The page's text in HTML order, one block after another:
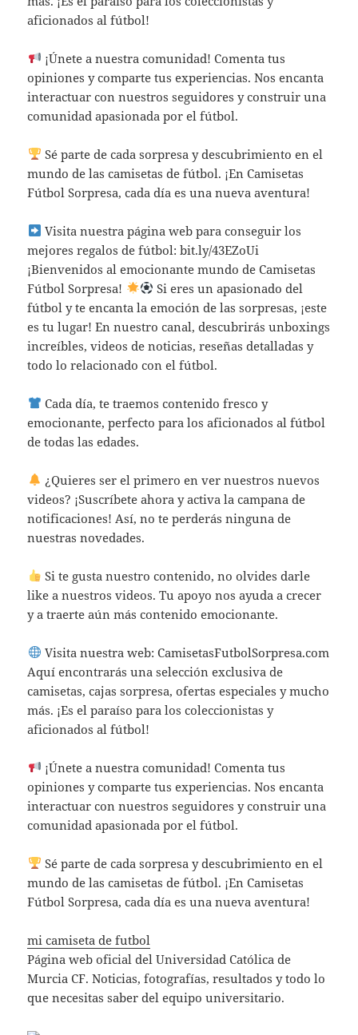
aficionados al fútbol!
¡Únete a nuestra comunidad! Comenta tus
opiniones y comparte tus experiencias. Nos encanta
interactuar con nuestros seguidores y construir una
comunidad apasionada por el fútbol.
Sé parte de cada sorpresa y descubrimiento en el
mundo de las camisetas de fútbol. ¡En Camisetas
Fútbol Sorpresa, cada día es una nueva aventura!
Visita nuestra página web para conseguir los
mejores regalos de fútbol: bit.ly/43EZoUi
¡Bienvenidos al emocionante mundo de Camisetas
Fútbol Sorpresa!
Si eres un apasionado del
fútbol y te encanta la emoción de las sorpresas, ¡este
es tu lugar! En nuestro canal, descubrirás unboxings
increíbles, videos de noticias, reseñas detalladas y
todo lo relacionado con el fútbol.
Cada día, te traemos contenido fresco y
emocionante, perfecto para los aficionados al fútbol
de todas las edades.
¿Quieres ser el primero en ver nuestros nuevos
videos? ¡Suscríbete ahora y activa la campana de
notificaciones! Así, no te perderás ninguna de
nuestras novedades.
Si te gusta nuestro contenido, no olvides darle
like a nuestros videos. Tu apoyo nos ayuda a crecer
y a traerte aún más contenido emocionante.
Visita nuestra web: CamisetasFutbolSorpresa.com
Aquí encontrarás una selección exclusiva de
camisetas, cajas sorpresa, ofertas especiales y mucho
más. ¡Es el paraíso para los coleccionistas y
aficionados al fútbol!
¡Únete a nuestra comunidad! Comenta tus
opiniones y comparte tus experiencias. Nos encanta
interactuar con nuestros seguidores y construir una
comunidad apasionada por el fútbol.
Sé parte de cada sorpresa y descubrimiento en el
mundo de las camisetas de fútbol. ¡En Camisetas
Fútbol Sorpresa, cada día es una nueva aventura!
mi camiseta de futbol
Página web oficial del Universidad Católica de
Murcia CF. Noticias, fotografías, resultados y todo lo
que necesitas saber del equipo universitario.